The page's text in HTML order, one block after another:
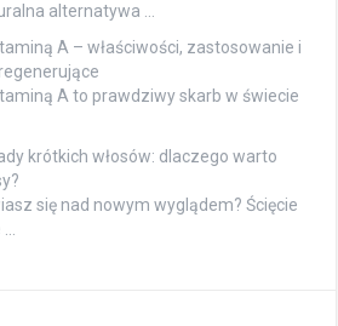
alternatywa …
A – właściwości, zastosowanie i
A to prawdziwy skarb w świecie
krótkich włosów: dlaczego warto
się nad nowym wyglądem? Ścięcie